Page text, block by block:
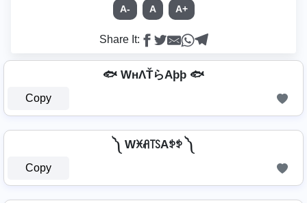
A- A A+
Share It:
🐟 WнΛŤらAþþ 🐟
Copy
༽ Wꁝꋬ꓄ꇙAꉣꉣ ༽
Copy